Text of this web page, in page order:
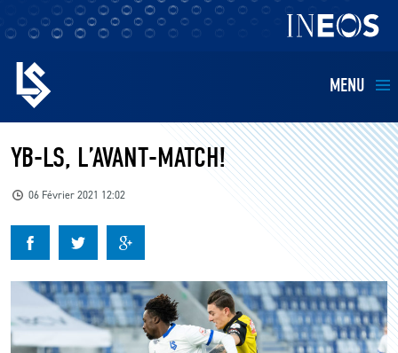
MENU
EQUIPES
BILLETTERIE
FANS
KIDS
BUSINESS
YB-LS, L’AVANT-MATCH!
06 Février 2021 12:02